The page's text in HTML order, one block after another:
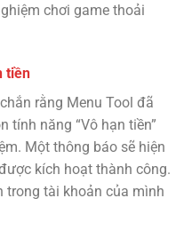
chơi game thoải
tiền
rằng Menu Tool đã
tính năng “Vô hạn tiền”
Một thông báo sẽ hiện
kích hoạt thành công.
trong tài khoản của mình